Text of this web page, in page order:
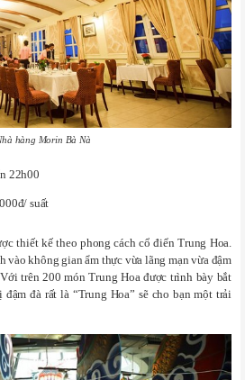
hàng Morin Bà Nà
22h00
suất
thiết kế theo phong cách cổ điển Trung Hoa.
vào không gian ẩm thực vừa lãng mạn vừa đậm
trên 200 món Trung Hoa được trình bày bắt
đà rất là “Trung Hoa” sẽ cho bạn một trải